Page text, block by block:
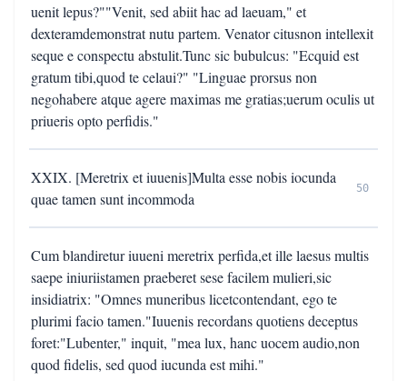
uenit lepus?""Venit, sed abiit hac ad laeuam," et
dexteramdemonstrat nutu partem. Venator citusnon intellexit
seque e conspectu abstulit.Tunc sic bubulcus: "Ecquid est
gratum tibi,quod te celaui?" "Linguae prorsus non
negohabere atque agere maximas me gratias;uerum oculis ut
priueris opto perfidis."
XXIX. [Meretrix et iuuenis]Multa esse nobis iocunda
quae tamen sunt incommoda
50
Cum blandiretur iuueni meretrix perfida,et ille laesus multis
saepe iniuriistamen praeberet sese facilem mulieri,sic
insidiatrix: "Omnes muneribus licetcontendant, ego te
plurimi facio tamen."Iuuenis recordans quotiens deceptus
foret:"Lubenter," inquit, "mea lux, hanc uocem audio,non
quod fidelis, sed quod iucunda est mihi."